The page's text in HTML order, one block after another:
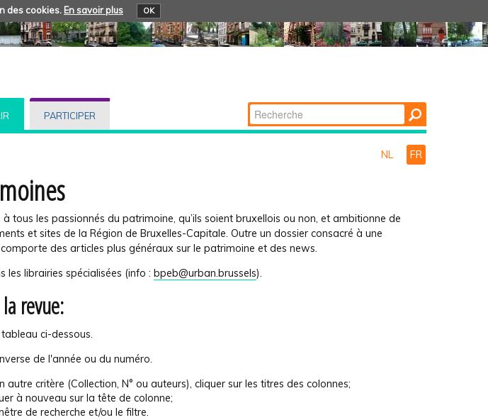
des cookies. En savoir plus OK
PARTICIPER Chercher par
Recherche
NL FR
à tous les passionnés du patrimoine, qu’ils soient bruxellois ou non, et ambitionne de
et sites de la Région de Bruxelles-Capitale. Outre un dossier consacré à une
des articles plus généraux sur le patrimoine et des news.
les librairies spécialisées (info : bpeb@urban.brussels).
revue:
ci-dessous.
de l'année ou du numéro.
autre critère (Collection, N° ou auteurs), cliquer sur les titres des colonnes;
à nouveau sur la tête de colonne;
de recherche et/ou le filtre.